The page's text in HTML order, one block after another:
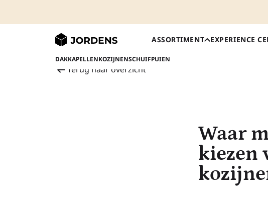
ASSORTIMENT EXPERIENCE
DAKKAPELLENKOZIJNENSCHUIFPUIEN
Terug naar overzicht
Waar
kiezen